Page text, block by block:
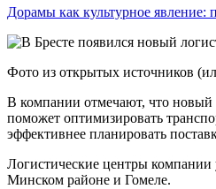
Дорамы как культурное
Фото из открытых источников
В компании отмечают, что новый
поможет оптимизировать
эффективнее планировать
Логистические центры
Минском районе и Гомеле.